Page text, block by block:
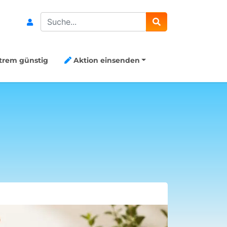
Search
günstig Aktion einsenden